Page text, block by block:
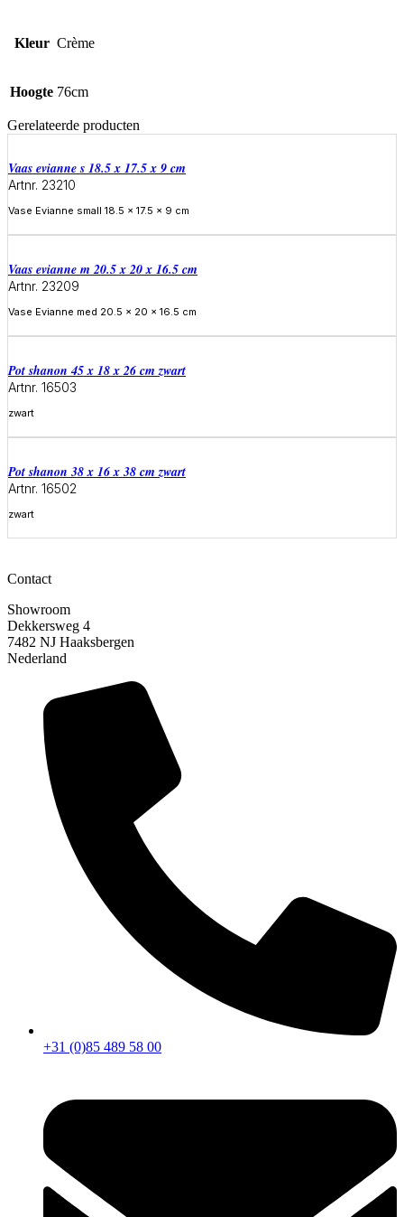
Kleur Crème
Hoogte 76cm
Gerelateerde producten
Vaas evianne s 18.5 x 17.5 x 9 cm
Artnr. 23210
Vase Evianne small 18.5 x 17.5 x 9 cm
Vaas evianne m 20.5 x 20 x 16.5 cm
Artnr. 23209
Vase Evianne med 20.5 x 20 x 16.5 cm
Pot shanon 45 x 18 x 26 cm zwart
Artnr. 16503
zwart
Pot shanon 38 x 16 x 38 cm zwart
Artnr. 16502
zwart
Contact
Showroom
Dekkersweg 4
7482 NJ Haaksbergen
Nederland
+31 (0)85 489 58 00